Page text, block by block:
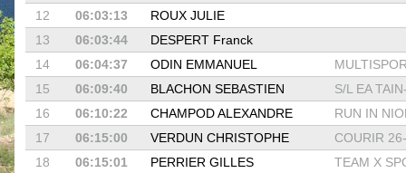
12
06:03:13
ROUX JULIE
13
06:03:44
DESPERT Franck
14
06:04:37 ODIN EMMANUEL
15
06:09:40 BLACHON SEBASTIEN
S/L EA
16
06:10:22 CHAMPOD ALEXANDRE
RUN IN
17
06:15:00 VERDUN CHRISTOPHE
COURIR
18
06:15:01 PERRIER GILLES
TEAM X